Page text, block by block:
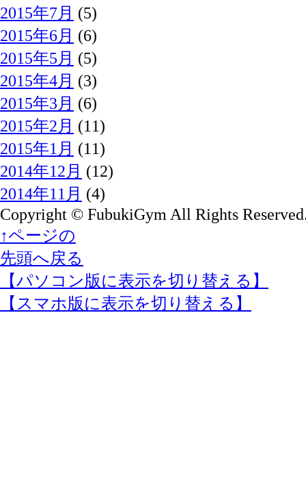
2015年7月 (5)
2015年6月 (6)
2015年5月 (5)
2015年4月 (3)
2015年3月 (6)
2015年2月 (11)
2015年1月 (11)
2014年12月 (12)
2014年11月 (4)
Copyright © FubukiGym All Rights
↑ページの
先頭へ戻る
【パソコン版に表示を切り替える】
【スマホ版に表示を切り替える】